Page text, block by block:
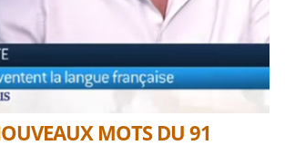
MOTS DU 91